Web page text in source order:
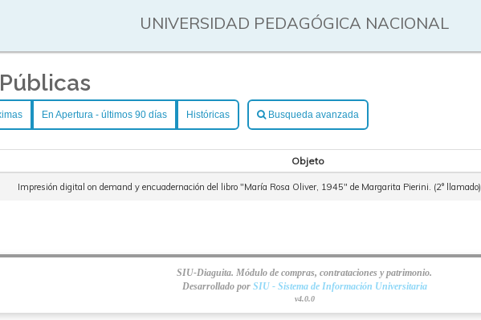
UNIVERSIDAD PEDAGÓGICA NACIONAL
En Apertura - últimos 90 días Históricas Busqueda avanzada
Objeto
Impresión digital on demand y encuadernación del libro "María Rosa Oliver, 1945" de Margarita Pierini. (2° llamado)
SIU-Diaguita. Módulo de compras, contrataciones y patrimonio.
Desarrollado por SIU - Sistema de Información Universitaria
v4.0.0